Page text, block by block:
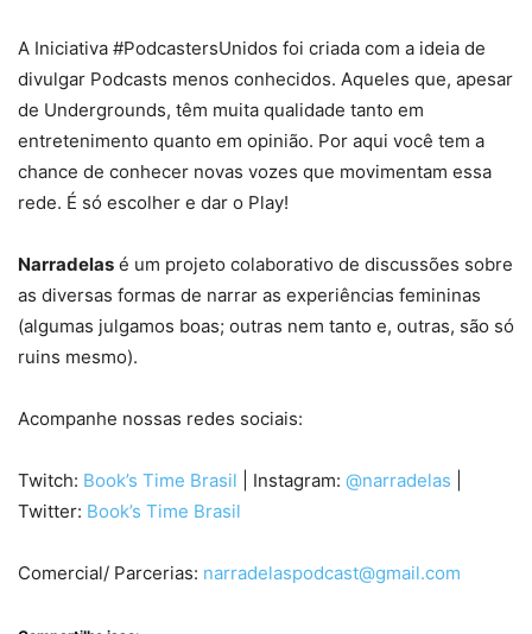
A Iniciativa #PodcastersUnidos foi criada com a ideia de
divulgar Podcasts menos conhecidos. Aqueles que, apesar
de Undergrounds, têm muita qualidade tanto em
entretenimento quanto em opinião. Por aqui você tem a
chance de conhecer novas vozes que movimentam essa
rede. É só escolher e dar o Play!
Narradelas é um projeto colaborativo de discussões sobre
as diversas formas de narrar as experiências femininas
(algumas julgamos boas; outras nem tanto e, outras, são só
ruins mesmo).
Acompanhe nossas redes sociais:
Twitch: Book’s Time Brasil | Instagram: @narradelas
Twitter: Book’s Time Brasil
Comercial/ Parcerias: narradelaspodcast@gmail.com